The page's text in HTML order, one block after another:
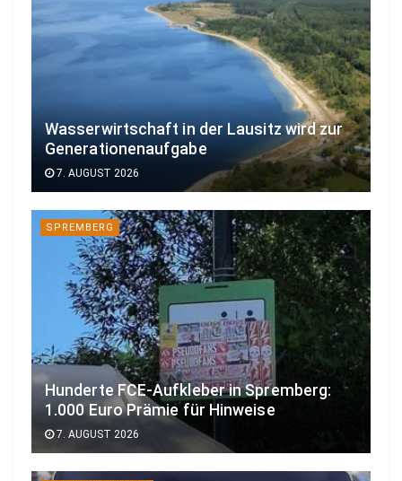
Wasserwirtschaft in der Lausitz wird zur
Generationenaufgabe
7. AUGUST 2026
SPREMBERG
Hunderte FCE-Aufkleber in Spremberg:
1.000 Euro Prämie für Hinweise
7. AUGUST 2026